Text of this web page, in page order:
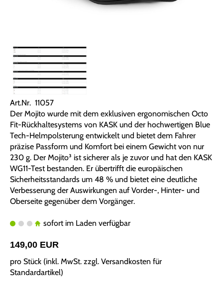
Art.Nr. 11057
Der Mojito wurde mit dem exklusiven ergonomischen Octo
Fit-Rückhaltesystems von KASK und der hochwertigen Blue
Tech-Helmpolsterung entwickelt und bietet dem Fahrer
präzise Passform und Komfort bei einem Gewicht von nur
230 g. Der Mojito³ ist sicherer als je zuvor und hat den KASK
WG11-Test bestanden. Er übertrifft die europäischen
Sicherheitsstandards um 48 % und bietet eine deutliche
Verbesserung der Auswirkungen auf Vorder-, Hinter- und
Oberseite gegenüber dem Vorgänger.
sofort im Laden verfügbar
149,00 EUR
pro Stück (inkl. MwSt. zzgl. Versandkosten für
Standardartikel)